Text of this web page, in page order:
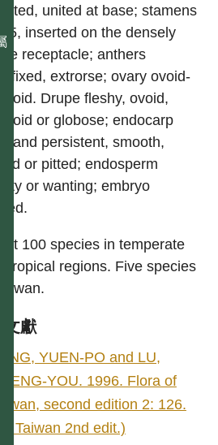
united at base; stamens
5, inserted on the densely
receptacle; anthers
extrorse; ovary ovoid-
Drupe fleshy, ovoid,
or globose; endocarp
and persistent, smooth,
or pitted; endosperm
or wanting; embryo
100 species in temperate
tropical regions. Five species
文獻
YUEN-PO and LU,
YOU. 1996. Flora of
second edition 2: 126.
Taiwan 2nd edit.)